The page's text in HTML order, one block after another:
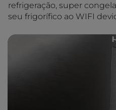
refrigeração, super
seu frigorífico ao WIFI